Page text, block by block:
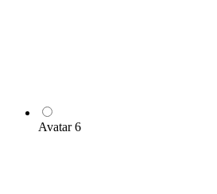
Avatar 6